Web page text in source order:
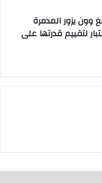
وون يزور المدمرة
لتقييم قدرتها على